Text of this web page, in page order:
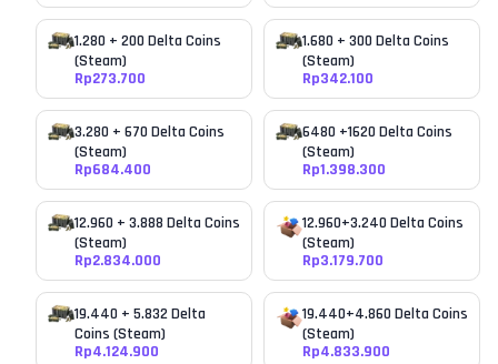
1.280 + 200 Delta Coins
(Steam)
Rp273.700
1.680 + 300 Delta Coins
(Steam)
Rp342.100
3.280 + 670 Delta Coins
(Steam)
Rp684.400
6480 +1620 Delta Coins
(Steam)
Rp1.398.300
12.960 + 3.888 Delta Coins
(Steam)
Rp2.834.000
12.960+3.240 Delta Coins
(Steam)
Rp3.179.700
19.440 + 5.832 Delta
Coins (Steam)
Rp4.124.900
19.440+4.860 Delta Coins
(Steam)
Rp4.833.900